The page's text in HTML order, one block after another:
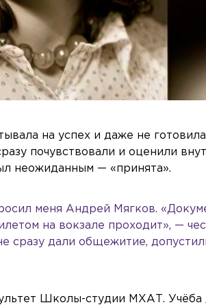
на успех и даже не
почувствовали и оценили
неожиданным — «принята».
меня Андрей Мягков.
на вокзале проходит», —
сразу дали общежитие,
Школы-студии МХАТ.